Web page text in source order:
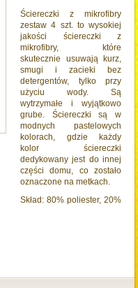
Ściereczki z mikrofibry
zestaw 4 szt. to wysokiej
jakości ściereczki z
mikrofibry, które
skutecznie usuwają kurz,
smugi i zacieki bez
detergentów, tylko przy
użyciu wody. Są
wytrzymałe i wyjątkowo
grube. Ściereczki są w
modnych pastelowych
kolorach, gdzie każdy
kolor ściereczki
dedykowany jest do innej
części domu, co zostało
oznaczone na metkach.
Skład: 80% poliester, 20%